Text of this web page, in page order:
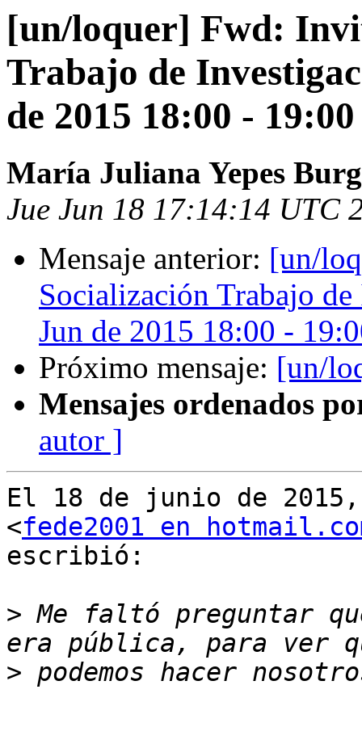
[un/loquer] Fwd:
Trabajo de
de 2015 18:00 -
María Juliana Yepes
Jue Jun 18 17:14:14 UTC
Mensaje anterior: [un/
Socialización Trabajo
Jun de 2015 18:00 -
Próximo mensaje: [un/
Mensajes ordenados
autor ]
El 18 de junio de
<fede2001 en
escribió:
> Me faltó preguntar
>